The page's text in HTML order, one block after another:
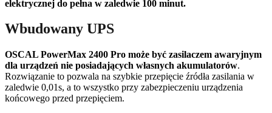
elektrycznej do pełna w zaledwie 100 minut.
Wbudowany UPS
OSCAL PowerMax 2400 Pro może być zasilaczem awaryjnym
dla urządzeń nie posiadających własnych akumulatorów.
Rozwiązanie to pozwala na szybkie przepięcie źródła zasilania w
zaledwie 0,01s, a to wszystko przy zabezpieczeniu urządzenia
końcowego przed przepięciem.